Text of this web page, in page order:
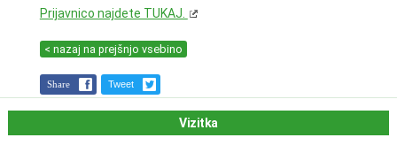
Prijavnico najdete TUKAJ.
< nazaj na prejšnjo vsebino
Share Tweet
Vizitka